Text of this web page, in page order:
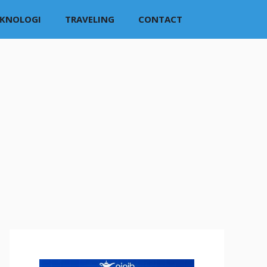
TRAVELING CONTACT